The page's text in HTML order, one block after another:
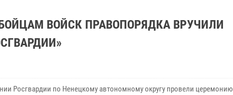
ВОЙСК ПРАВОПОРЯДКА ВРУЧИЛИ
Росгвардии по Ненецкому автономному округу провели церемонию